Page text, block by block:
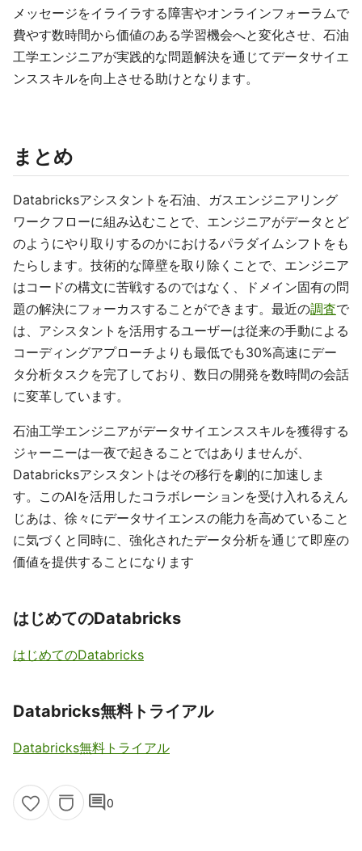
メッセージをイライラする障害やオンラインフォーラムで
費やす数時間から価値のある学習機会へと変化させ、石油
工学エンジニアが実践的な問題解決を通じてデータサイエ
ンススキルを向上させる助けとなります。
まとめ
Databricksアシスタントを石油、ガスエンジニアリング
ワークフローに組み込むことで、エンジニアがデータとど
のようにやり取りするのかにおけるパラダイムシフトをも
たらします。技術的な障壁を取り除くことで、エンジニア
はコードの構文に苦戦するのではなく、ドメイン固有の問
題の解決にフォーカスすることができます。最近の調査で
は、アシスタントを活用するユーザーは従来の手動による
コーディングアプローチよりも最低でも30%高速にデー
タ分析タスクを完了しており、数日の開発を数時間の会話
に変革しています。
石油工学エンジニアがデータサイエンススキルを獲得する
ジャーニーは一夜で起きることではありませんが、
Databricksアシスタントはその移行を劇的に加速しま
す。このAIを活用したコラボレーションを受け入れるえん
じあは、徐々にデータサイエンスの能力を高めていること
に気づくと同時に、強化されたデータ分析を通じて即座の
価値を提供することになります
はじめてのDatabricks
はじめてのDatabricks
Databricks無料トライアル
Databricks無料トライアル
comment0